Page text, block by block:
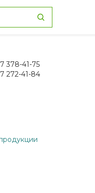
378-41-75
272-41-84